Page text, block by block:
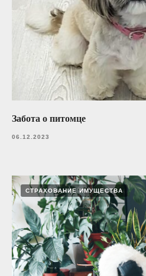
Забота о питомце
06.12.2023
СТРАХОВАНИЕ ИМУЩЕСТВА